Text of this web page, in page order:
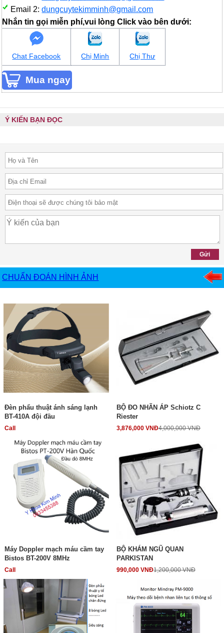
Email 2:dungcuytekimminh@gmail.com
Nhắn tin gọi miễn phí,vui lòng Click vào bên dưới:
Chat Facebook Chị Minh Chị Thư
Ý KIẾN BẠN ĐỌC
CHUẨN ĐOÁN HÌNH ẢNH
Đèn phẩu thuật ánh sáng lạnh
BT-410A đội đầu
Call
BỘ ĐO NHÃN ÁP Schiotz C
Riester
3,876,000 VNĐ4,000,000 VNĐ
Máy Doppler mạch máu cầm tay
Bistos BT-200V 8MHz
Call
BỘ KHÁM NGŨ QUAN
PARKISTAN
990,000 VNĐ1,200,000 VNĐ